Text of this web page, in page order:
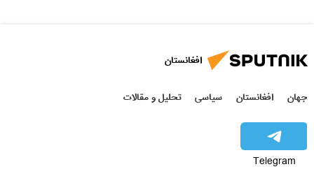
افغانستان
جهان افغانستان سیاسی تحلیل و مقالات
Telegram